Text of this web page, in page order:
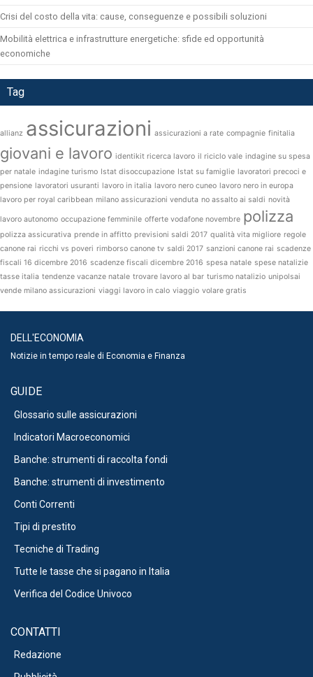
Crisi del costo della vita: cause, conseguenze e possibili soluzioni
Mobilità elettrica e infrastrutture energetiche: sfide ed opportunità
economiche
Tag
allianz assicurazioni assicurazioni a rate compagnie finitalia
giovani e lavoro identikit ricerca lavoro il riciclo vale indagine su spesa
per natale indagine turismo Istat disoccupazione Istat su famiglie lavoratori precoci e
pensione lavoratori usuranti lavoro in italia lavoro nero cuneo lavoro nero in europa
lavoro per royal caribbean milano assicurazioni venduta no assalto ai saldi novità
lavoro autonomo occupazione femminile offerte vodafone novembre polizza
polizza assicurativa prende in affitto previsioni saldi 2017 qualità vita migliore regole
canone rai ricchi vs poveri rimborso canone tv saldi 2017 sanzioni canone rai scadenze
fiscali 16 dicembre 2016 scadenze fiscali dicembre 2016 spesa natale spese natalizie
tasse italia tendenze vacanze natale trovare lavoro al bar turismo natalizio unipolsai
vende milano assicurazioni viaggi lavoro in calo viaggio volare gratis
DELL'ECONOMIA
Notizie in tempo reale di Economia e Finanza
GUIDE
Glossario sulle assicurazioni
Indicatori Macroeconomici
Banche: strumenti di raccolta fondi
Banche: strumenti di investimento
Conti Correnti
Tipi di prestito
Tecniche di Trading
Tutte le tasse che si pagano in Italia
Verifica del Codice Univoco
CONTATTI
Redazione